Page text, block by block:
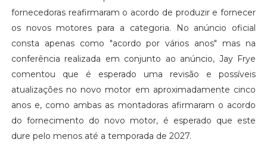
fornecedoras reafirmaram o acordo de produzir e fornecer
os novos motores para a categoria. No anúncio oficial
consta apenas como "acordo por vários anos" mas na
conferência realizada em conjunto ao anúncio, Jay Frye
comentou que é esperado uma revisão e possíveis
atualizações no novo motor em aproximadamente cinco
anos e, como ambas as montadoras afirmaram o acordo
do fornecimento do novo motor, é esperado que este
dure pelo menos até a temporada de 2027.